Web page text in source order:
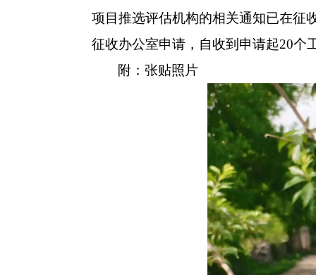
项目推选评估机构的相关通知已在征
征收办公室申请，自收到申请起20个
附：张贴照片